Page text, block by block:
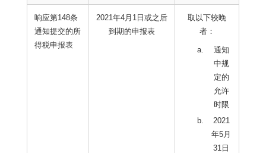
响应第148条
通知提交的所
得税申报表
2021年4月1日或之后
到期的申报表
取以下较晚
者：
通知
中规
定的
允许
时限
2021
年5月
31日